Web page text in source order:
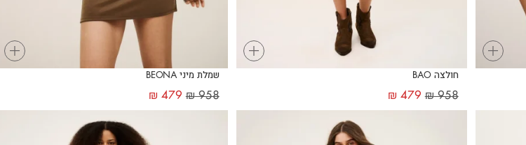
+
+
חולצה BAO
₪958
₪ 479
+
שמלת מיני BEONA
₪958
₪ 479